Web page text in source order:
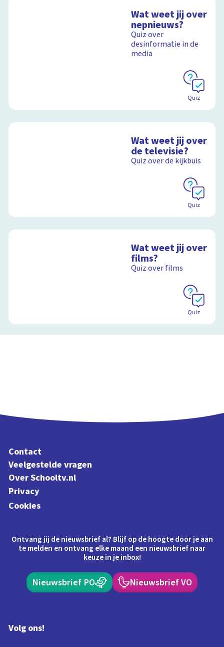
Wat weet jij over
nepnieuws?
Quiz over
desinformatie in de
media
Quiz
Wat weet jij over
de televisie?
Quiz over de kijkbuis
Quiz
Wat weet jij over
films?
Quiz over films
Quiz
Contact
Veelgestelde vragen
Over Schooltv.nl
Privacy
Cookies
Ontvang jij de nieuwsbrief al? Blijf op de hoogte door je aan
te melden en ontvang elke maand een nieuwsbrief naar
keuze in je inbox!
Nieuwsbrief PO Nieuwsbrief VO
Volg ons!